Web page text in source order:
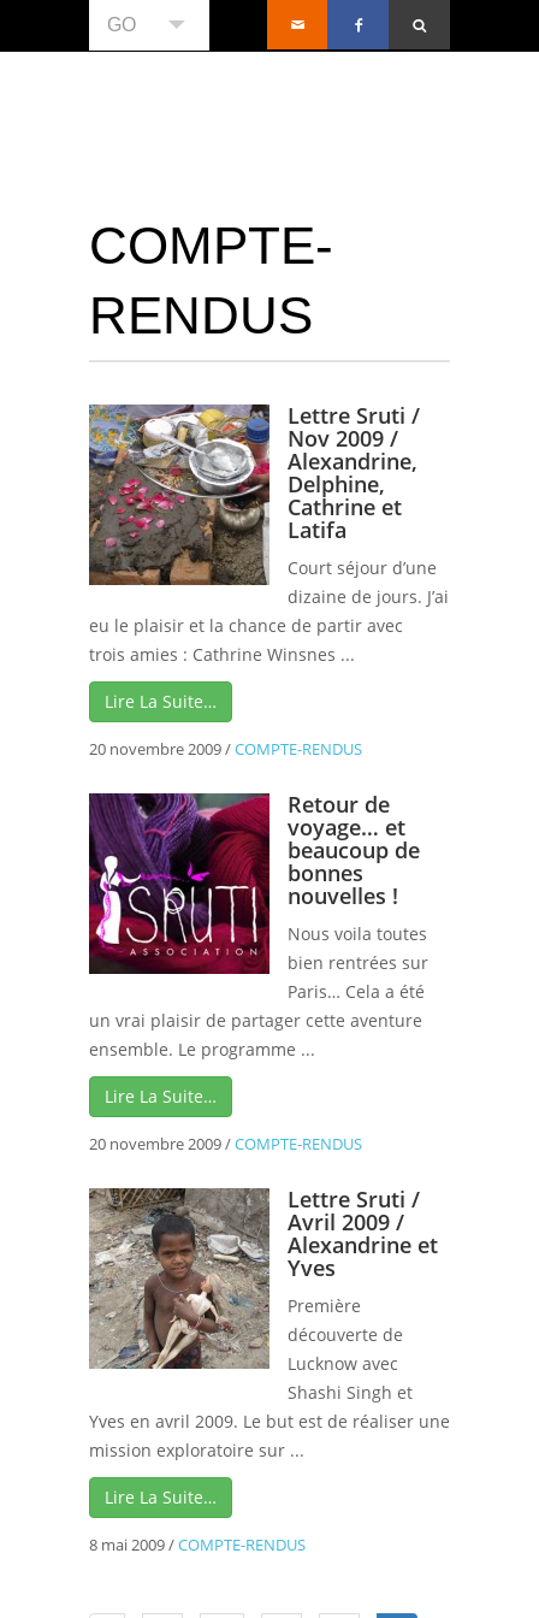
GO
COMPTE-
RENDUS
Lettre Sruti /
Nov 2009 /
Alexandrine,
Delphine,
Cathrine et
Latifa
Court séjour d’une
dizaine de jours. J’ai
eu le plaisir et la chance de partir avec
trois amies : Cathrine Winsnes ...
Lire La Suite…
20 novembre 2009/COMPTE-RENDUS
Retour de
voyage… et
beaucoup de
bonnes
nouvelles !
Nous voila toutes
bien rentrées sur
Paris… Cela a été
un vrai plaisir de partager cette aventure
ensemble. Le programme ...
Lire La Suite…
20 novembre 2009/COMPTE-RENDUS
Lettre Sruti /
Avril 2009 /
Alexandrine et
Yves
Première
découverte de
Lucknow avec
Shashi Singh et
Yves en avril 2009. Le but est de réaliser une
mission exploratoire sur ...
Lire La Suite…
8 mai 2009/COMPTE-RENDUS